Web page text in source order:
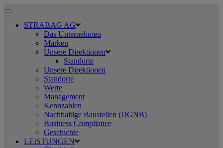
Toggle
navigationSTRABAG AG
Das Unternehmen
Marken
Unsere Direktionen
Standorte
Unsere Direktionen
Standorte
Werte
Management
Kennzahlen
Nachhaltige Baustellen (DGNB)
Business Compliance
Geschichte
LEISTUNGEN